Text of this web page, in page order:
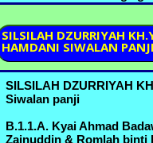
B.3.5.D. Nyai Mas
Mustofa & Kyai Sahlan bin
Margorejo
B.3.5.E. Idris Mustofa bin
Sufiani, hula - Bureng
B.3.6.A. Nyai Sa'udah binti
Muchammad & Kyai
A.2.1.A. Nyai Marhamah
A.2.1.B. Nyai Rohmah
..........
A.2.1.C. Nyai Jamilah
Sarimo , Abd Mu'in
A.3.1.A. H. Mansyur bin
SILSILAH DZURRIYAH
HAMDANI SIWALAN
SILSILAH DZURRIYAH
Siwalan panji
B.1.1.A. Kyai Ahmad
Zainuddin & Romlah binti